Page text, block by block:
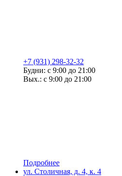
+7 (931) 298-32-32
Будни: с 9:00 до 21:00
Вых.: с 9:00 до 21:00
Подробнее
ул. Столичная, д. 4, к. 4